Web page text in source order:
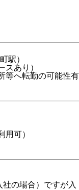
駅）
あり）
等へ転勤の可能性有
用可）
の場合）ですが入